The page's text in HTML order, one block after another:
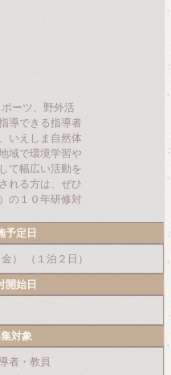
ーツ、野外活
導できる指導者
いえしま自然体
域で環境学習や
て幅広い活動を
れる方は、ぜひ
の１０年研修対
予定日
） （１泊２日）
開始日
対象
者・教員